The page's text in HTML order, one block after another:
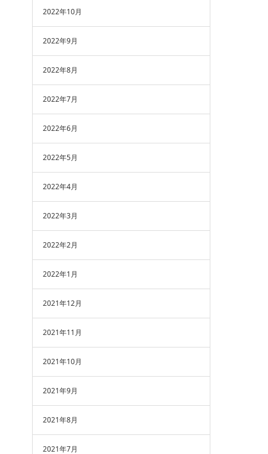
2022年10月
2022年9月
2022年8月
2022年7月
2022年6月
2022年5月
2022年4月
2022年3月
2022年2月
2022年1月
2021年12月
2021年11月
2021年10月
2021年9月
2021年8月
2021年7月